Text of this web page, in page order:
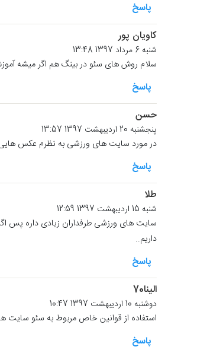
پاسخ
کاویان پور
شنبه 6 مرداد 1397 13:48
سلام روش های سئو در بینگ هم اگر میشه
پاسخ
حسن
پنجشنبه 20 اردیبهشت 1397 13:57
در مورد سایت های ورزشی به نظرم عکس هایی
پاسخ
طلا
شنبه 15 اردیبهشت 1397 12:59
سایت های ورزشی طرفداران زیادی داره پس
داریم..
پاسخ
الینا70
دوشنبه 10 اردیبهشت 1397 10:47
استفاده از قوانین خاص مربوط به سئو
پاسخ